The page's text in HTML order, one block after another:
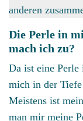
anderen
Die Perle in
mach ich zu?
Da ist eine
mich in der
Meistens ist
man mir meine